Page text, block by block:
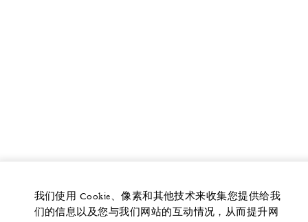
我们使用 Cookie、像素和其他技术来收集您提供给我
们的信息以及您与我们网站的互动情况，从而提升网